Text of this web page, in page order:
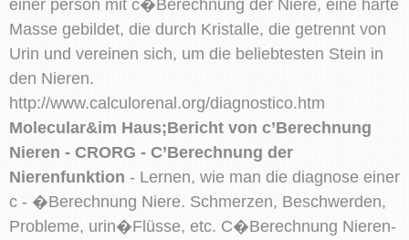
einer person mit c�Berechnung der Niere, eine harte
Masse gebildet, die durch Kristalle, die getrennt von
Urin und vereinen sich, um die beliebtesten Stein in
den Nieren.
http://www.calculorenal.org/diagnostico.htm
Molecular&im Haus;Bericht von c’Berechnung
Nieren - CRORG - C’Berechnung der
Nierenfunktion - Lernen, wie man die diagnose einer
c - �Berechnung Niere. Schmerzen, Beschwerden,
Probleme, urin�Flüsse, etc. C�Berechnung Nieren-